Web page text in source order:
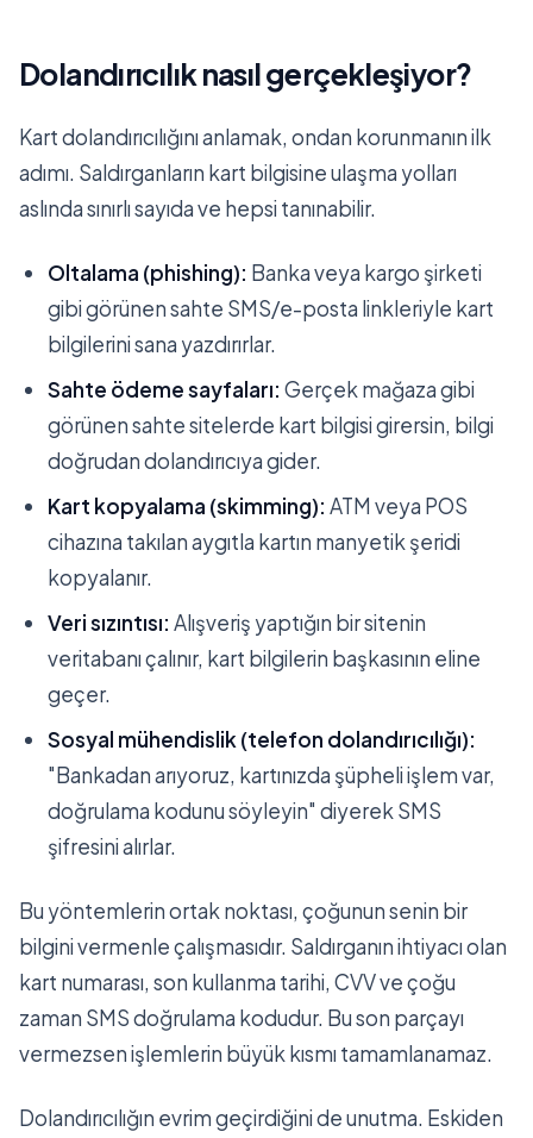
Dolandırıcılık nasıl gerçekleşiyor?
Kart dolandırıcılığını anlamak, ondan korunmanın ilk
adımı. Saldırganların kart bilgisine ulaşma yolları
aslında sınırlı sayıda ve hepsi tanınabilir.
Oltalama (phishing): Banka veya kargo şirketi
gibi görünen sahte SMS/e-posta linkleriyle kart
bilgilerini sana yazdırırlar.
Sahte ödeme sayfaları: Gerçek mağaza gibi
görünen sahte sitelerde kart bilgisi girersin, bilgi
doğrudan dolandırıcıya gider.
Kart kopyalama (skimming): ATM veya POS
cihazına takılan aygıtla kartın manyetik şeridi
kopyalanır.
Veri sızıntısı: Alışveriş yaptığın bir sitenin
veritabanı çalınır, kart bilgilerin başkasının eline
geçer.
Sosyal mühendislik (telefon dolandırıcılığı):
"Bankadan arıyoruz, kartınızda şüpheli işlem var,
doğrulama kodunu söyleyin" diyerek SMS
şifresini alırlar.
Bu yöntemlerin ortak noktası, çoğunun senin bir
bilgini vermenle çalışmasıdır. Saldırganın ihtiyacı olan
kart numarası, son kullanma tarihi, CVV ve çoğu
zaman SMS doğrulama kodudur. Bu son parçayı
vermezsen işlemlerin büyük kısmı tamamlanamaz.
Dolandırıcılığın evrim geçirdiğini de unutma. Eskiden